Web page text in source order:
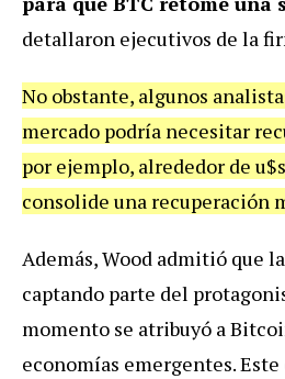
detallaron ejecutivos de la
No obstante, algunos
mercado podría necesitar
por ejemplo, alrededor de
consolide una recuperación
Además, Wood admitió que
captando parte del
momento se atribuyó a
economías emergentes.